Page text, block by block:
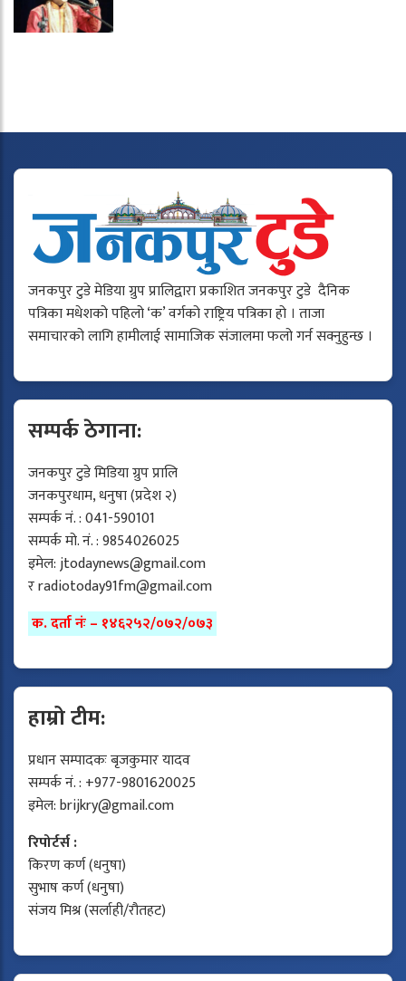
जनकपुर टुडे मेडिया ग्रुप प्रालिद्वारा प्रकाशित जनकपुर टुडे दैनिक
पत्रिका मधेशको पहिलो ‘क’ वर्गको राष्ट्रिय पत्रिका हो । ताजा
समाचारको लागि हामीलाई सामाजिक संजालमा फलो गर्न सक्नुहुन्छ ।
सम्पर्क ठेगाना:
जनकपुर टुडे मिडिया ग्रुप प्रालि
जनकपुरधाम, धनुषा (प्रदेश २)
सम्पर्क नं. : 041-590101
सम्पर्क मो. नं. : 9854026025
इमेल:jtodaynews@gmail.com
रradiotoday91fm@gmail.com
क. दर्ता नंः – १४६२५२/०७२/०७३
हाम्रो टीम:
प्रधान सम्पादकः बृजकुमार यादव
सम्पर्क नं. : +977-9801620025
इमेल:brijkry@gmail.com
रिपोर्टर्स :
किरण कर्ण (धनुषा)
सुभाष कर्ण (धनुषा)
संजय मिश्र (सर्लाही/रौतहट)